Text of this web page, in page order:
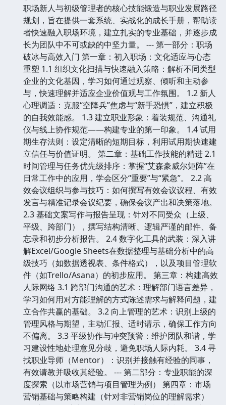
职场新人与初级管理者的核心技能锻造与职业发展路径
规划，旨在提供一套系统、实战化的成长手册，帮助读
者快速融入职场环境，建立扎实的专业基础，并逐步成
长为团队中不可或缺的中坚力量。 --- 第一部分：职场
破冰与高效入门 第一章：初入职场：文化适应与心态
重塑 1.1 组织文化扫描与快速融入策略：解析不同类型
企业的文化基因，学习如何通过观察、倾听和主动参
与，快速理解并适应企业价值观与工作氛围。 1.2 新人
心理调适：克服“空降兵”焦虑与“新手恐惧”，建立积极
的自我效能感。 1.3 建立职业形象：着装规范、沟通礼
仪与线上协作规范——构建专业的第一印象。 1.4 试用
期生存法则：设定清晰的短期目标，利用试用期快速建
立信任与价值证明。 第二章：基础工作技能的精进 2.1
时间管理与任务优先级排序：掌握“艾森豪威尔矩阵”在
日常工作中的应用，学会区分“重要”与“紧急”。 2.2 高
效会议组织与参与技巧：如何撰写有效会议议程、有效
发言与精准记录会议纪要，确保会议产出和决策落地。
2.3 基础文案写作与报告呈现：针对不同受众（上级、
平级、跨部门），撰写结构清晰、逻辑严谨的邮件、备
忘录和初步分析报告。 2.4 数字化工具的武装：深入讲
解Excel/Google Sheets在数据整理与基础分析中的高
级技巧（如数据透视表、条件格式），以及项目管理软
件（如Trello/Asana）的初步应用。 第三章：构建高效
人际网络 3.1 跨部门沟通的艺术：理解部门语言差异，
学习如何用对方能理解的方式陈述需求与解释问题，建
立合作共赢的基础。 3.2 向上管理的艺术：识别上级的
管理风格与期望，主动汇报、适时请示，确保工作方向
不偏离。 3.3 平级协作与冲突预警：维护团队和谐，学
习建设性地处理意见分歧，避免职场人际内耗。 3.4 寻
找职业导师（Mentor）：识别并接触有经验的同事，
有效请教并吸收其经验。 --- 第二部分：专业职能的深
度探索（以市场营销与项目管理为例） 第四章：市场
营销基础与策略构建（针对非营销岗位的理解需求）